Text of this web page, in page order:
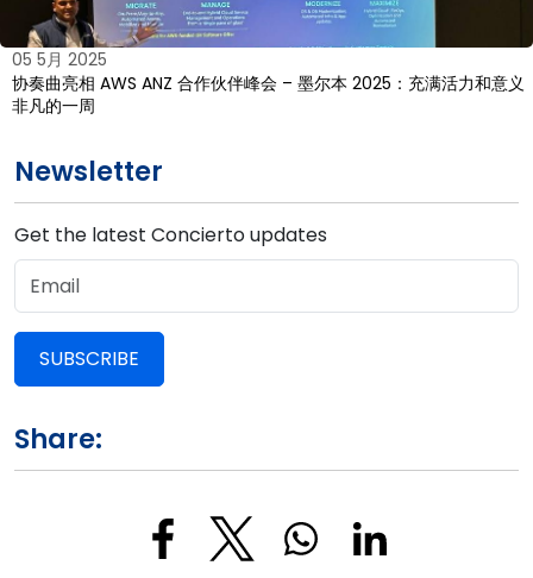
05 5月 2025
协奏曲亮相 AWS ANZ 合作伙伴峰会 – 墨尔本 2025：充满活力和意义
非凡的一周
Newsletter
Get the latest Concierto updates
SUBSCRIBE
Share: